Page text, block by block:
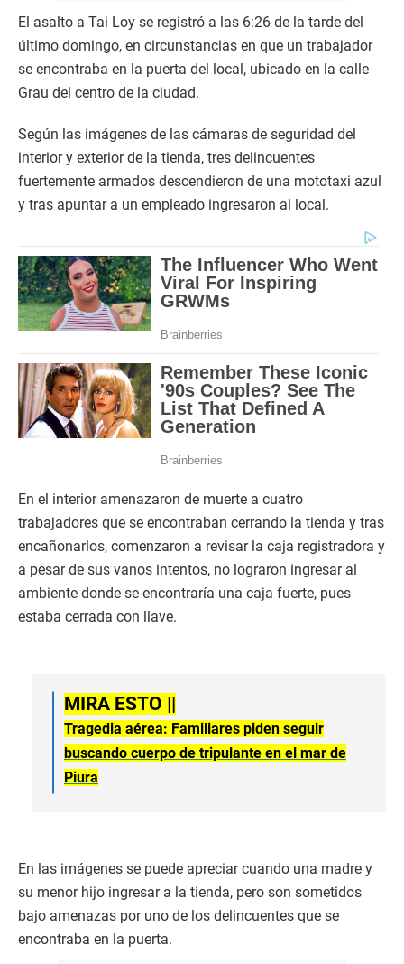
El asalto a Tai Loy se registró a las 6:26 de la tarde del
último domingo, en circunstancias en que un trabajador
se encontraba en la puerta del local, ubicado en la calle
Grau del centro de la ciudad.
Según las imágenes de las cámaras de seguridad del
interior y exterior de la tienda, tres delincuentes
fuertemente armados descendieron de una mototaxi azul
y tras apuntar a un empleado ingresaron al local.
En el interior amenazaron de muerte a cuatro
trabajadores que se encontraban cerrando la tienda y tras
encañonarlos, comenzaron a revisar la caja registradora y
a pesar de sus vanos intentos, no lograron ingresar al
ambiente donde se encontraría una caja fuerte, pues
estaba cerrada con llave.
MIRA ESTO ||
Tragedia aérea: Familiares piden seguir
buscando cuerpo de tripulante en el mar de
Piura
En las imágenes se puede apreciar cuando una madre y
su menor hijo ingresar a la tienda, pero son sometidos
bajo amenazas por uno de los delincuentes que se
encontraba en la puerta.